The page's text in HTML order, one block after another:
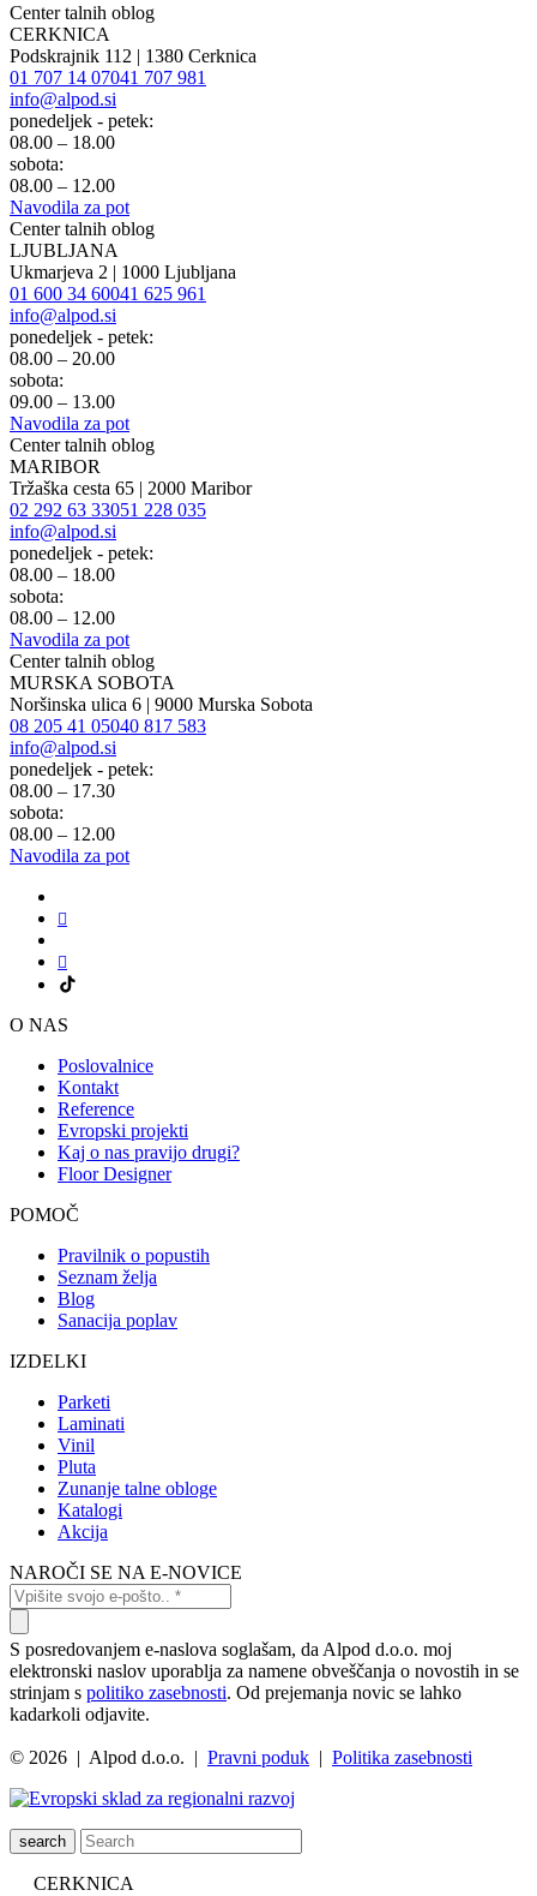
Center talnih oblog
CERKNICA
Podskrajnik 112 | 1380 Cerknica
01 707 14 07041 707 981
info@alpod.si
ponedeljek - petek:
08.00 – 18.00
sobota:
08.00 – 12.00
Navodila za pot
Center talnih oblog
LJUBLJANA
Ukmarjeva 2 | 1000 Ljubljana
01 600 34 60041 625 961
info@alpod.si
ponedeljek - petek:
08.00 – 20.00
sobota:
09.00 – 13.00
Navodila za pot
Center talnih oblog
MARIBOR
Tržaška cesta 65 | 2000 Maribor
02 292 63 33051 228 035
info@alpod.si
ponedeljek - petek:
08.00 – 18.00
sobota:
08.00 – 12.00
Navodila za pot
Center talnih oblog
MURSKA SOBOTA
Noršinska ulica 6 | 9000 Murska Sobota
08 205 41 05040 817 583
info@alpod.si
ponedeljek - petek:
08.00 – 17.30
sobota:
08.00 – 12.00
Navodila za pot
O NAS
Poslovalnice
Kontakt
Reference
Evropski projekti
Kaj o nas pravijo drugi?
Floor Designer
POMOČ
Pravilnik o popustih
Seznam želja
Blog
Sanacija poplav
IZDELKI
Parketi
Laminati
Vinil
Pluta
Zunanje talne obloge
Katalogi
Akcija
NAROČI SE NA E-NOVICE
S posredovanjem e-naslova soglašam, da Alpod d.o.o. moj
elektronski naslov uporablja za namene obveščanja o novostih in se
strinjam s politiko zasebnosti. Od prejemanja novic se lahko
kadarkoli odjavite.
© 2026 | Alpod d.o.o. | Pravni poduk | Politika zasebnosti
search
CERKNICA